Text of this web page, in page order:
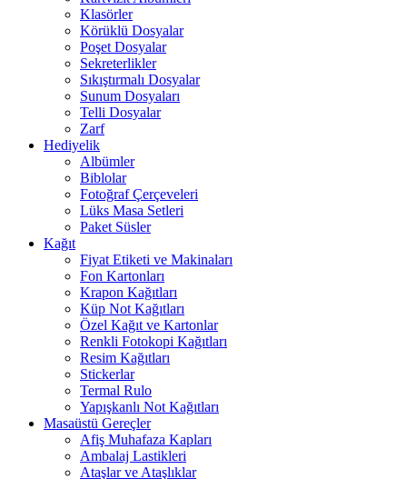
Klasörler
Körüklü Dosyalar
Poşet Dosyalar
Sekreterlikler
Sıkıştırmalı Dosyalar
Sunum Dosyaları
Telli Dosyalar
Zarf
Hediyelik
Albümler
Biblolar
Fotoğraf Çerçeveleri
Lüks Masa Setleri
Paket Süsler
Kağıt
Fiyat Etiketi ve Makinaları
Fon Kartonları
Krapon Kağıtları
Küp Not Kağıtları
Özel Kağıt ve Kartonlar
Renkli Fotokopi Kağıtları
Resim Kağıtları
Stickerlar
Termal Rulo
Yapışkanlı Not Kağıtları
Masaüstü Gereçler
Afiş Muhafaza Kapları
Ambalaj Lastikleri
Ataşlar ve Ataşlıklar